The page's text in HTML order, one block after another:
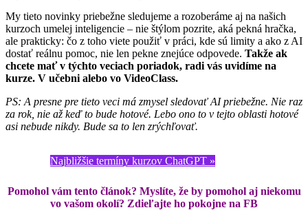
My tieto novinky priebežne sledujeme a rozoberáme aj na našich
kurzoch umelej inteligencie – nie štýlom pozrite, aká pekná hračka,
ale prakticky: čo z toho viete použiť v práci, kde sú limity a ako z AI
dostať reálnu pomoc, nie len pekne znejúce odpovede. Takže ak
chcete mať v týchto veciach poriadok, radi vás uvidíme na
kurze. V učebni alebo vo VideoClass.
PS: A presne pre tieto veci má zmysel sledovať AI priebežne. Nie raz
za rok, nie až keď to bude hotové. Lebo ono to v tejto oblasti hotové
asi nebude nikdy. Bude sa to len zrýchľovať.
Najbližšie termíny kurzov ChatGPT »
Pomohol vám tento článok? Myslíte, že by pomohol aj niekomu
vo vašom okolí? Zdieľajte ho pokojne na FB